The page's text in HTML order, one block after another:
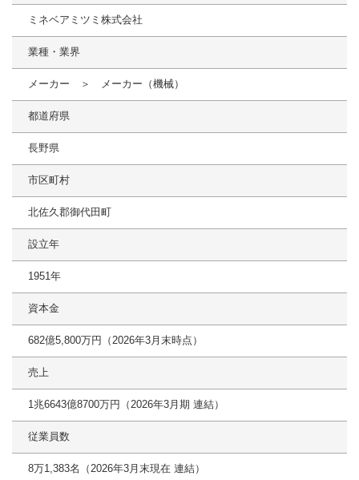
ミネベアミツミ株式会社
業種・業界
メーカー ＞ メーカー（機械）
都道府県
長野県
市区町村
北佐久郡御代田町
設立年
1951年
資本金
682億5,800万円（2026年3月末時点）
売上
1兆6643億8700万円（2026年3月期 連結）
従業員数
8万1,383名（2026年3月末現在 連結）